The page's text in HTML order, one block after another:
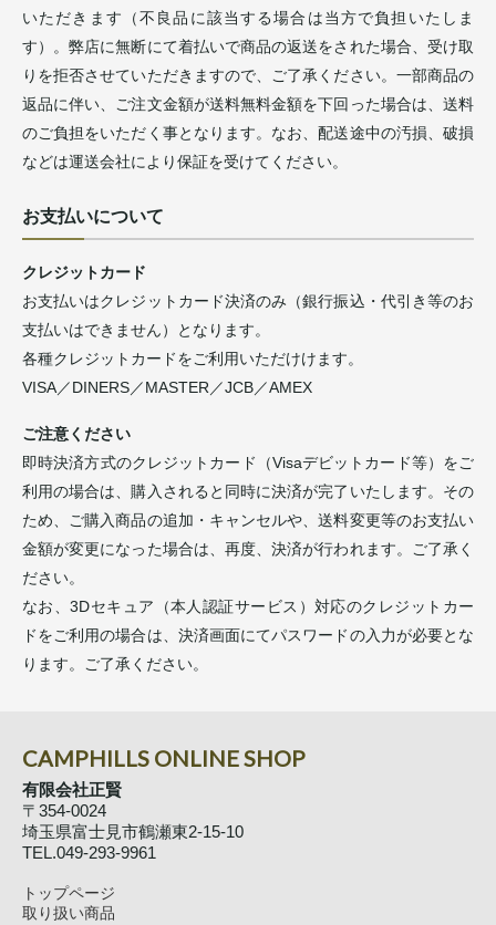
いただきます（不良品に該当する場合は当方で負担いたしま
す）。弊店に無断にて着払いで商品の返送をされた場合、受け取
りを拒否させていただきますので、ご了承ください。一部商品の
返品に伴い、ご注文金額が送料無料金額を下回った場合は、送料
のご負担をいただく事となります。なお、配送途中の汚損、破損
などは運送会社により保証を受けてください。
お支払いについて
クレジットカード
お支払いはクレジットカード決済のみ（銀行振込・代引き等のお
支払いはできません）となります。
各種クレジットカードをご利用いただけけます。
VISA／DINERS／MASTER／JCB／AMEX
ご注意ください
即時決済方式のクレジットカード（Visaデビットカード等）をご
利用の場合は、購入されると同時に決済が完了いたします。その
ため、ご購入商品の追加・キャンセルや、送料変更等のお支払い
金額が変更になった場合は、再度、決済が行われます。ご了承く
ださい。
なお、3Dセキュア（本人認証サービス）対応のクレジットカー
ドをご利用の場合は、決済画面にてパスワードの入力が必要とな
ります。ご了承ください。
CAMPHILLS ONLINE SHOP
有限会社正賢
〒354-0024
埼玉県富士見市鶴瀬東2-15-10
TEL.049-293-9961
トップページ
取り扱い商品